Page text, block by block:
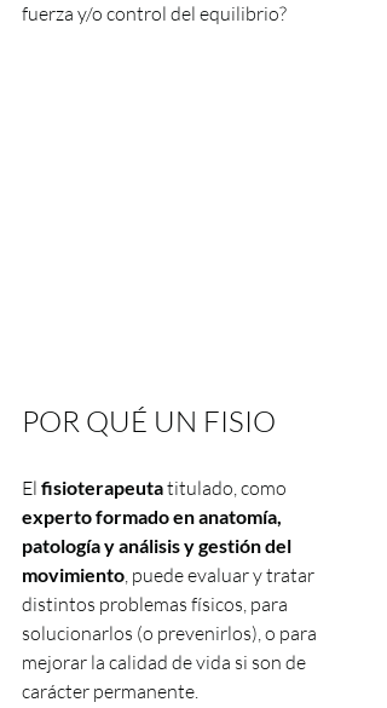
fuerza y/o control del equilibrio?
POR QUÉ UN FISIO
El fisioterapeuta titulado, como
experto formado en anatomía,
patología y análisis y gestión del
movimiento, puede evaluar y tratar
distintos problemas físicos, para
solucionarlos (o prevenirlos), o para
mejorar la calidad de vida si son de
carácter permanente.